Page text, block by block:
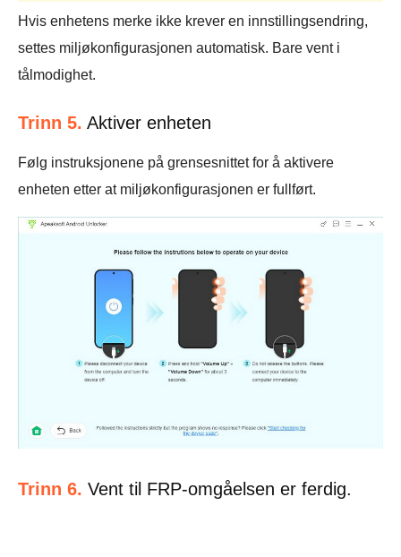
Hvis enhetens merke ikke krever en innstillingsendring,
settes miljøkonfigurasjonen automatisk. Bare vent i
tålmodighet.
Trinn 5. Aktiver enheten
Følg instruksjonene på grensesnittet for å aktivere
enheten etter at miljøkonfigurasjonen er fullført.
Trinn 6. Vent til FRP-omgåelsen er ferdig.